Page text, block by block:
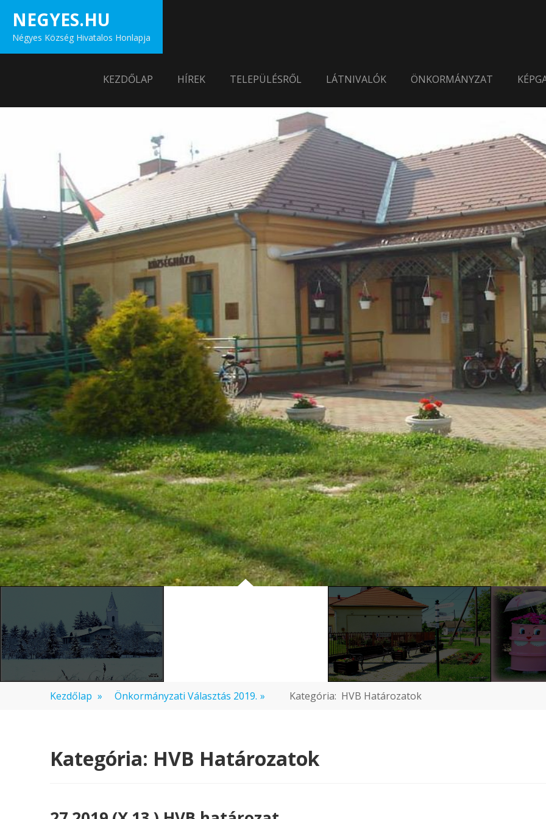
content
NEGYES.HU
Négyes Község Hivatalos Honlapja
KEZDŐLAP HÍREK TELEPÜLÉSRŐL LÁTNIVALÓK ÖNKORMÁNYZAT
Kezdőlap » Önkormányzati Választás 2019. » Kategória: HVB Határozatok
Kategória: HVB Határozatok